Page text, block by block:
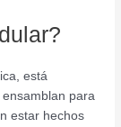
está
para
estar hechos